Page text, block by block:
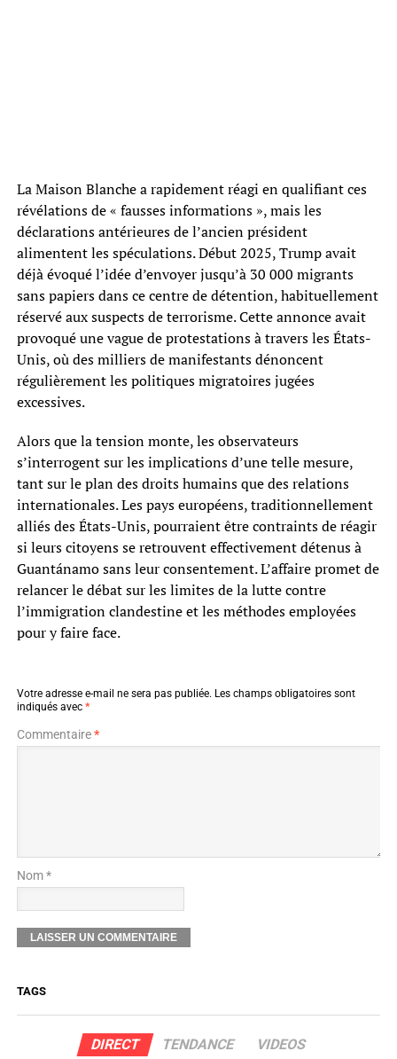
La Maison Blanche a rapidement réagi en qualifiant ces
révélations de « fausses informations », mais les
déclarations antérieures de l’ancien président
alimentent les spéculations. Début 2025, Trump avait
déjà évoqué l’idée d’envoyer jusqu’à 30 000 migrants
sans papiers dans ce centre de détention, habituellement
réservé aux suspects de terrorisme. Cette annonce avait
provoqué une vague de protestations à travers les États-
Unis, où des milliers de manifestants dénoncent
régulièrement les politiques migratoires jugées
excessives.
Alors que la tension monte, les observateurs
s’interrogent sur les implications d’une telle mesure,
tant sur le plan des droits humains que des relations
internationales. Les pays européens, traditionnellement
alliés des États-Unis, pourraient être contraints de réagir
si leurs citoyens se retrouvent effectivement détenus à
Guantánamo sans leur consentement. L’affaire promet de
relancer le débat sur les limites de la lutte contre
l’immigration clandestine et les méthodes employées
pour y faire face.
Votre adresse e-mail ne sera pas publiée. Les champs obligatoires sont
indiqués avec *
Commentaire*
Nom *
TAGS
DIRECT TENDANCE VIDEOS